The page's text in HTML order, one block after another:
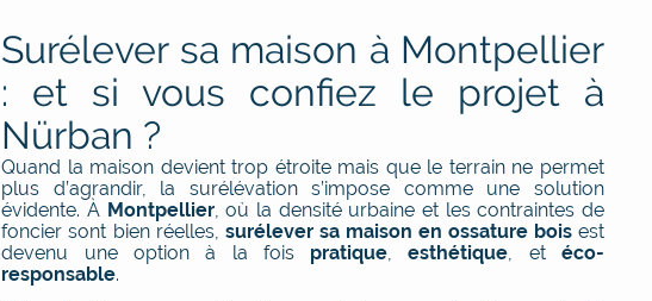
Surélever sa maison à Montpellier
: et si vous confiez le projet à
Nürban ?
Quand la maison devient trop étroite mais que le terrain ne permet
plus d’agrandir, la surélévation s’impose comme une solution
évidente. À Montpellier, où la densité urbaine et les contraintes de
foncier sont bien réelles, surélever sa maison en ossature boisest
devenu une option à la fois pratique,esthétique, etéco-
responsable.